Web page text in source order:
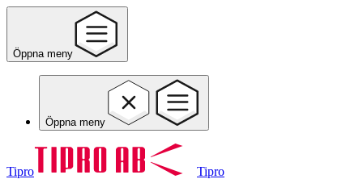
Öppna meny
Öppna meny
Tipro Tipro